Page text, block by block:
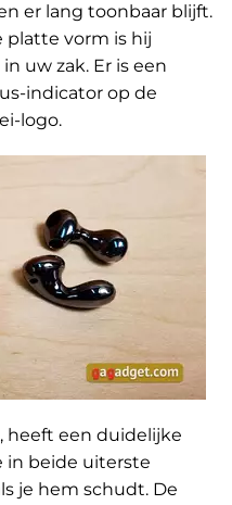
er lang toonbaar blijft.
platte vorm is hij
uw zak. Er is een
indicator op de
logo.
heeft een duidelijke
in beide uiterste
je hem schudt. De